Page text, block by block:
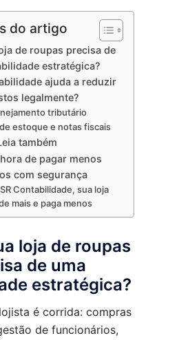
do artigo
de roupas precisa de
estratégica?
ajuda a reduzir
legalmente?
tributário
estoque e notas fiscais
também
de pagar menos
com segurança
Contabilidade, sua loja
mais e paga menos
loja de roupas
de uma
estratégica?
é corrida: compras
de funcionários,